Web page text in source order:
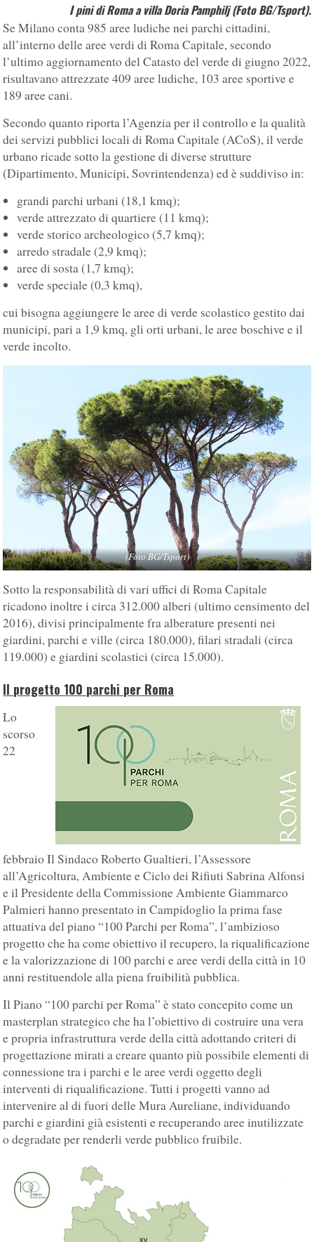
I pini di Roma a villa Doria Pamphilj (Foto BG/Tsport).
Se Milano conta 985 aree ludiche nei parchi cittadini,
all’interno delle aree verdi di Roma Capitale, secondo
l’ultimo aggiornamento del Catasto del verde di giugno 2022,
risultavano attrezzate 409 aree ludiche, 103 aree sportive e
189 aree cani.
Secondo quanto riporta l’Agenzia per il controllo e la qualità
dei servizi pubblici locali di Roma Capitale (ACoS), il verde
urbano ricade sotto la gestione di diverse strutture
(Dipartimento, Municipi, Sovrintendenza) ed è suddiviso in:
grandi parchi urbani (18,1 kmq);
verde attrezzato di quartiere (11 kmq);
verde storico archeologico (5,7 kmq);
arredo stradale (2,9 kmq);
aree di sosta (1,7 kmq);
verde speciale (0,3 kmq),
cui bisogna aggiungere le aree di verde scolastico gestito dai
municipi, pari a 1,9 kmq, gli orti urbani, le aree boschive e il
verde incolto.
(Foto BG/Tsport)
Sotto la responsabilità di vari uffici di Roma Capitale
ricadono inoltre i circa 312.000 alberi (ultimo censimento del
2016), divisi principalmente fra alberature presenti nei
giardini, parchi e ville (circa 180.000), filari stradali (circa
119.000) e giardini scolastici (circa 15.000).
Il progetto 100 parchi per Roma
Lo
scorso
22
febbraio Il Sindaco Roberto Gualtieri, l’Assessore
all’Agricoltura, Ambiente e Ciclo dei Rifiuti Sabrina Alfonsi
e il Presidente della Commissione Ambiente Giammarco
Palmieri hanno presentato in Campidoglio la prima fase
attuativa del piano “100 Parchi per Roma”, l’ambizioso
progetto che ha come obiettivo il recupero, la riqualificazione
e la valorizzazione di 100 parchi e aree verdi della città in 10
anni restituendole alla piena fruibilità pubblica.
Il Piano “100 parchi per Roma” è stato concepito come un
masterplan strategico che ha l’obiettivo di costruire una vera
e propria infrastruttura verde della città adottando criteri di
progettazione mirati a creare quanto più possibile elementi di
connessione tra i parchi e le aree verdi oggetto degli
interventi di riqualificazione. Tutti i progetti vanno ad
intervenire al di fuori delle Mura Aureliane, individuando
parchi e giardini già esistenti e recuperando aree inutilizzate
o degradate per renderli verde pubblico fruibile.